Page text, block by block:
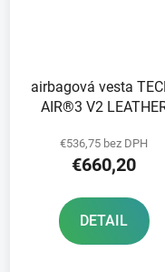
airbagová vesta
AIR®3 V2
čierna 2025
€536,75 bez DPH
€660,20
DETAIL